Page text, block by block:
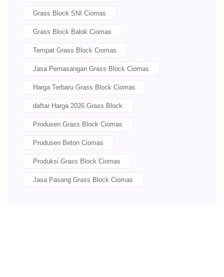
Grass Block SNI Ciomas
Grass Block Balok Ciomas
Tempat Grass Block Ciomas
Jasa Pemasangan Grass Block Ciomas
Harga Terbaru Grass Block Ciomas
daftar Harga 2026 Grass Block
Produsen Grass Block Ciomas
Produsen Beton Ciomas
Produksi Grass Block Ciomas
Jasa Pasang Grass Block Ciomas